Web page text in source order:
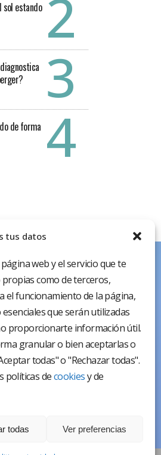
tus datos
web y el servicio que te
como de terceros,
el funcionamiento de la página,
que serán utilizadas
proporcionarte información útil.
granular o bien aceptarlas o
todas" o "Rechazar todas".
políticas decookiesy de
todas Ver preferencias
sol estando
de forma